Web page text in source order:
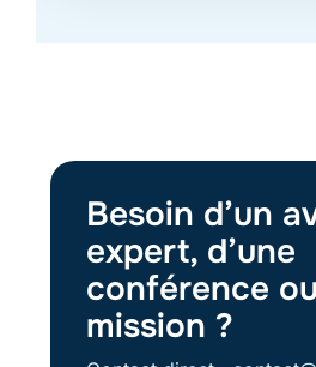
Besoin d’un
expert, d’une
conférence
mission ?